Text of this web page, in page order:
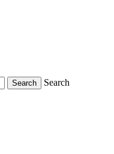
Search Search